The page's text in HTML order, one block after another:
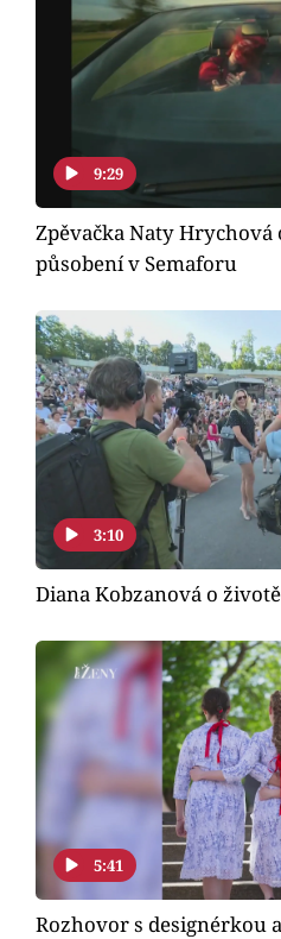
Sledujte prima+
Filmový festival
Mámy sobě
Přihlášení
Sledujte nás
9:29
Zpěvačka Naty Hrychová
působení v Semaforu
3:10
Diana Kobzanová o
5:41
Rozhovor s designérkou